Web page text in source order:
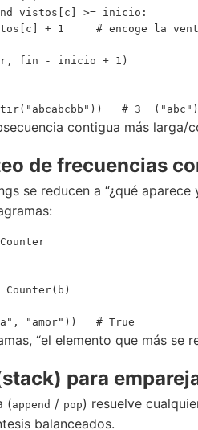
vistos[c] >= inicio:
+ 1     # encoge la
fin - inicio + 1)
contigua más larga/
de frecuencias
se reducen a “¿qué aparece
Counter(b)
“el elemento que más se
para
(append / pop) resuelve
balanceados.